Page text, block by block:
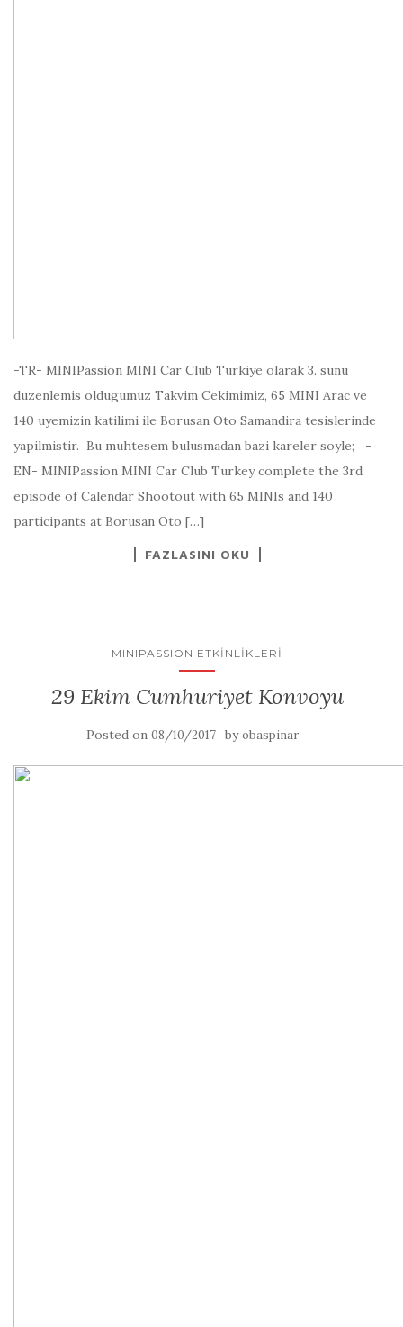
-TR- MINIPassion MINI Car Club Turkiye olarak 3. sunu
duzenlemis oldugumuz Takvim Cekimimiz, 65 MINI Arac ve
140 uyemizin katilimi ile Borusan Oto Samandira tesislerinde
yapilmistir. Bu muhtesem bulusmadan bazi kareler soyle; -
EN- MINIPassion MINI Car Club Turkey complete the 3rd
episode of Calendar Shootout with 65 MINIs and 140
participants at Borusan Oto […]
FAZLASINI OKU
MINIPASSION ETKINLIKLERI
29 Ekim Cumhuriyet Konvoyu
Posted on 08/10/2017 byobaspinar